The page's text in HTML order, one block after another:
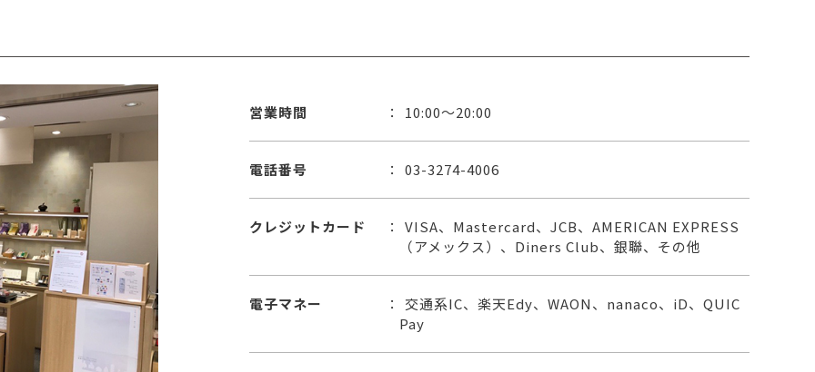
営業時間 10:00～20:00
電話番号 03-3274-4006
クレジットカード
VISA、Mastercard、JCB、AMERICAN EXPRESS
（アメックス）、Diners Club、銀聯、その他
電子マネー
交通系IC、楽天Edy、WAON、nanaco、iD、QUIC
Pay